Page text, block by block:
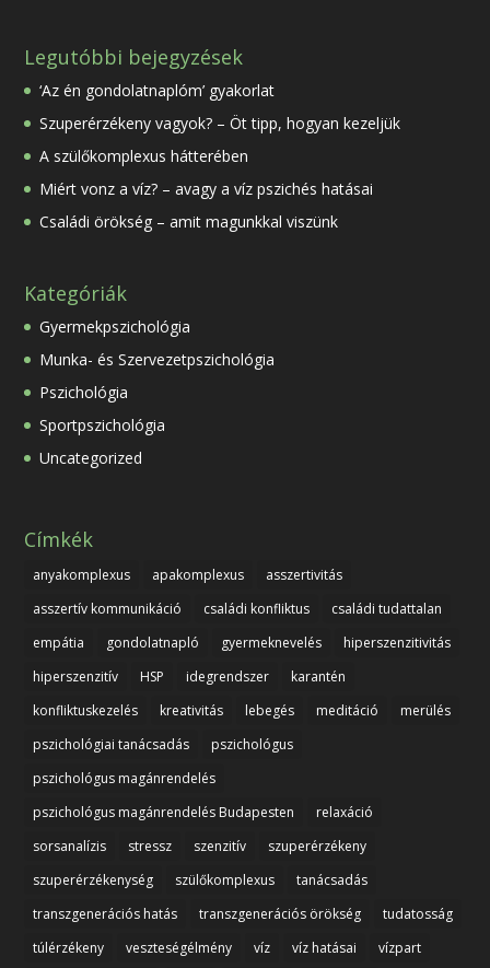
Legutóbbi bejegyzések
‘Az én gondolatnaplóm’ gyakorlat
Szuperérzékeny vagyok? – Öt tipp, hogyan kezeljük
A szülőkomplexus hátterében
Miért vonz a víz? – avagy a víz pszichés hatásai
Családi örökség – amit magunkkal viszünk
Kategóriák
Gyermekpszichológia
Munka- és Szervezetpszichológia
Pszichológia
Sportpszichológia
Uncategorized
Címkék
anyakomplexus apakomplexus
asszertivitás
asszertív kommunikáció
családi konfliktus
családi tudattalan
empátia
gondolatnapló gyermeknevelés
hiperszenzitivitás
hiperszenzitív
HSP idegrendszer
karantén
konfliktuskezelés
kreativitás lebegés meditáció
merülés
pszichológiai tanácsadás
pszichológus
pszichológus magánrendelés
pszichológus magánrendelés Budapesten
relaxáció
sorsanalízis
stressz szenzitív
szuperérzékeny
szuperérzékenység
szülőkomplexus
tanácsadás
transzgenerációs hatás
transzgenerációs örökség
tudatosság
túlérzékeny
veszteségélmény víz víz hatásai
vízpart